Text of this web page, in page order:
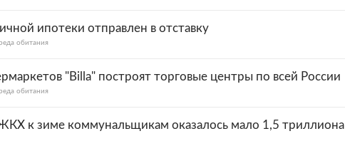
ипотеки отправлен в отставку
обитания
"Billa" построят торговые центры по всей России
обитания
к зиме коммунальщикам оказалось мало 1,5 триллиона